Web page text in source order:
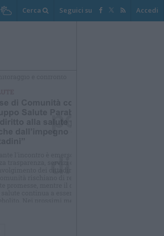
Cerca Seguici su Accedi